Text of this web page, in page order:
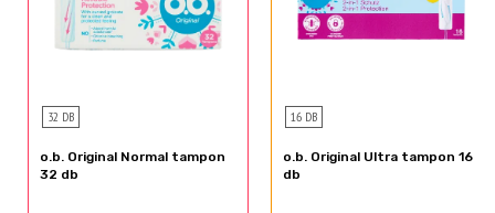
32 DB
o.b. Original Normal tampon
32 db
16 DB
o.b. Original Ultra tampon 16
db